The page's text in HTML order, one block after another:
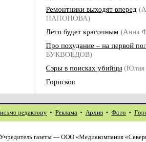
Ремонтники выходят вперед
ПАПОНОВА)
Лето будет красочным (Анна
Про похудание – на первой
БУКВОЕДОВ)
Сэры в поисках убийцы
Гороскоп
редактору • Реклама • Архив • Фото •
газеты — ООО «Медиакомпания